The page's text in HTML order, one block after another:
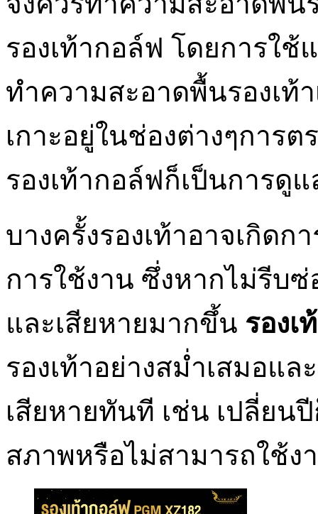
รองเท้ากอล์ฟ โดยการใ
ทำความสะอาดพื้นรองเท้
เกาะอยู่ในช่องต่างๆการ
รองเท้ากอล์ฟก็เป็นการดู
บางครั้งรองเท้าอาจเกิด
การใช้งาน ซึ่งหากไม่รีบ
และเสียหายมากขึ้น รอง
รองเท้าอย่างสม่ำเสมอแ
เสียหายทันที เช่น เปลี่ยน
สภาพหรือไม่สามารถใช้ง